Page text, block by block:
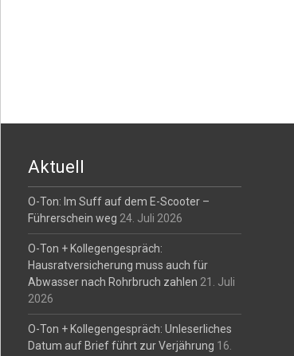
navigation
Aktuell
O-Ton: Im Suff auf dem E-Scooter –
Führerschein weg 24. Juli 2026
O-Ton + Kollegengespräch:
Hausratversicherung muss auch für
Abwasser nach Rohrbruch zahlen 21. Juli
2026
O-Ton + Kollegengespräch: Unleserliches
Datum auf Brief führt zur Verjährung 16.